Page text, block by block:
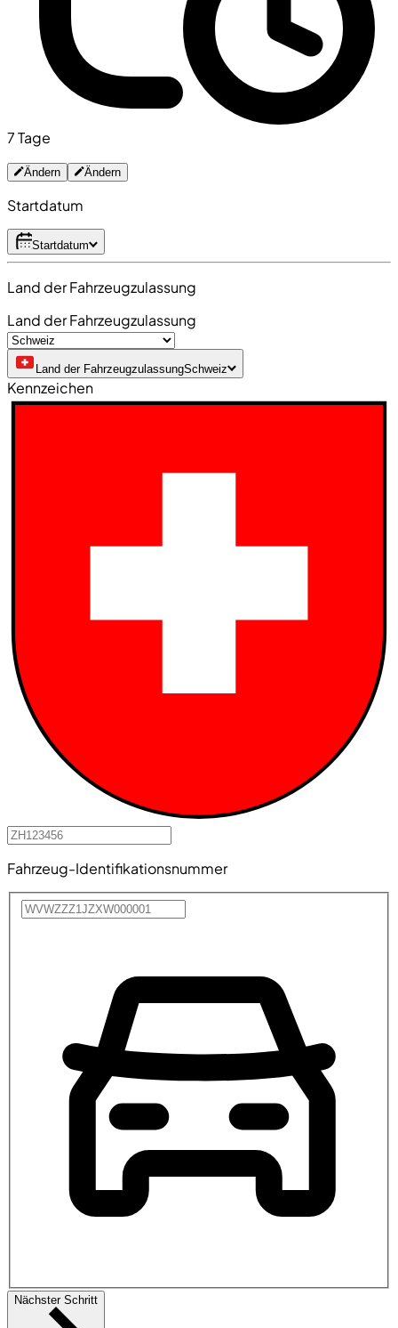
7 Tage
Ändern Ändern
Startdatum
Startdatum
Land der Fahrzeugzulassung
Land der Fahrzeugzulassung
Land der FahrzeugzulassungSchweiz
Kennzeichen
Fahrzeug-Identifikationsnummer
Nächster Schritt